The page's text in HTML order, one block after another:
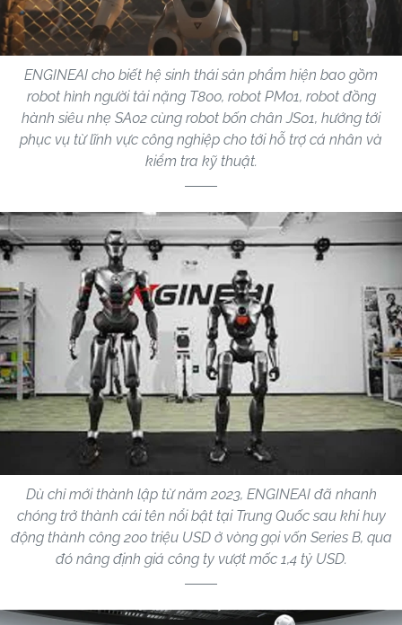
ENGINEAI cho biết hệ sinh thái sản phẩm hiện bao gồm
robot hình người tải nặng T800, robot PM01, robot đồng
hành siêu nhẹ SA02 cùng robot bốn chân JS01, hướng tới
phục vụ từ lĩnh vực công nghiệp cho tới hỗ trợ cá nhân và
kiểm tra kỹ thuật.
Dù chỉ mới thành lập từ năm 2023, ENGINEAI đã nhanh
chóng trở thành cái tên nổi bật tại Trung Quốc sau khi huy
động thành công 200 triệu USD ở vòng gọi vốn Series B, qua
đó nâng định giá công ty vượt mốc 1,4 tỷ USD.